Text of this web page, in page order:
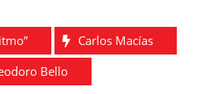
Carlos Macías
Bello